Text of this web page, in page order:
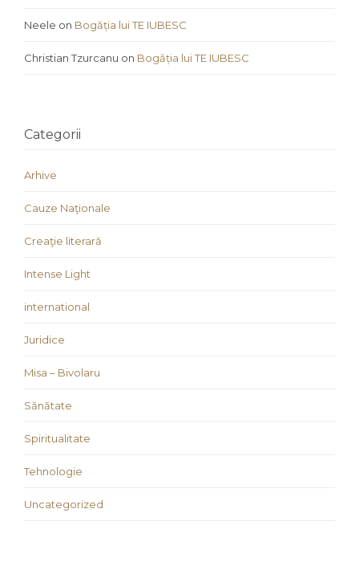
Neele on Bogăția lui TE IUBESC
Christian Tzurcanu on Bogăția lui TE IUBESC
Categorii
Arhive
Cauze Naţionale
Creaţie literară
Intense Light
international
Juridice
Misa – Bivolaru
Sănătate
Spiritualitate
Tehnologie
Uncategorized